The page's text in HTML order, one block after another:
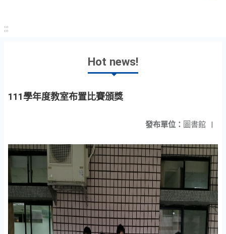
:::
Hot news!
111學年度教室布置比賽頒獎
發布單位： 圖書館 |